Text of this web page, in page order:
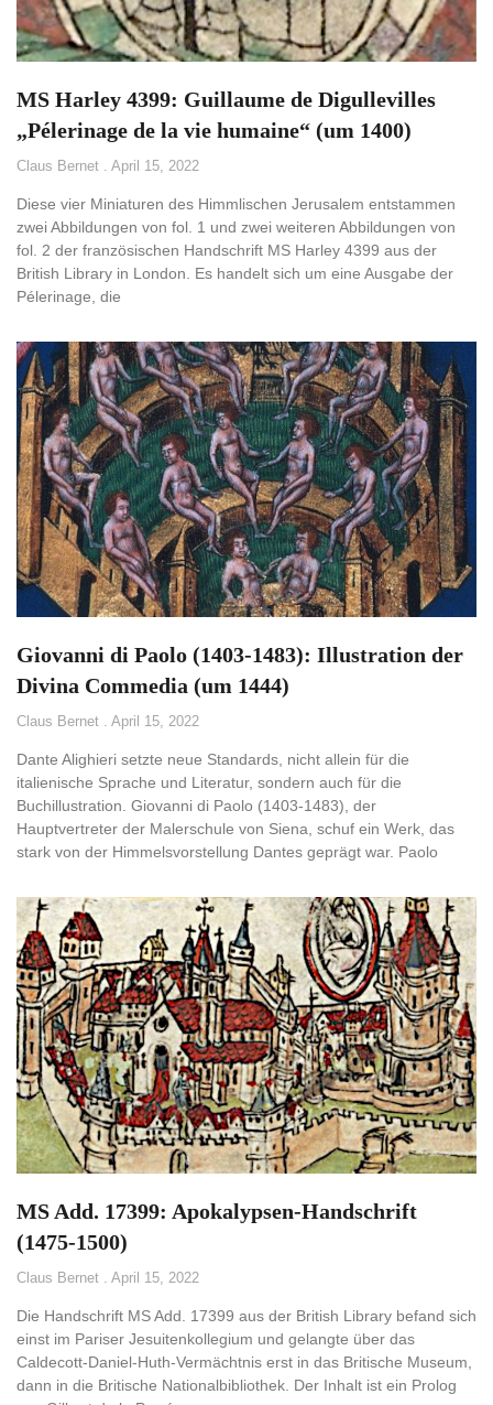
MS Harley 4399: Guillaume de Digullevilles
„Pélerinage de la vie humaine“ (um 1400)
Claus Bernet April 15, 2022
Diese vier Miniaturen des Himmlischen Jerusalem entstammen
zwei Abbildungen von fol. 1 und zwei weiteren Abbildungen von
fol. 2 der französischen Handschrift MS Harley 4399 aus der
British Library in London. Es handelt sich um eine Ausgabe der
Pélerinage, die
Giovanni di Paolo (1403-1483): Illustration der
Divina Commedia (um 1444)
Claus Bernet April 15, 2022
Dante Alighieri setzte neue Standards, nicht allein für die
italienische Sprache und Literatur, sondern auch für die
Buchillustration. Giovanni di Paolo (1403-1483), der
Hauptvertreter der Malerschule von Siena, schuf ein Werk, das
stark von der Himmelsvorstellung Dantes geprägt war. Paolo
MS Add. 17399: Apokalypsen-Handschrift
(1475-1500)
Claus Bernet April 15, 2022
Die Handschrift MS Add. 17399 aus der British Library befand sich
einst im Pariser Jesuitenkollegium und gelangte über das
Caldecott-Daniel-Huth-Vermächtnis erst in das Britische Museum,
dann in die Britische Nationalbibliothek. Der Inhalt ist ein Prolog